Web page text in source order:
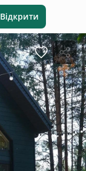
Відкрити